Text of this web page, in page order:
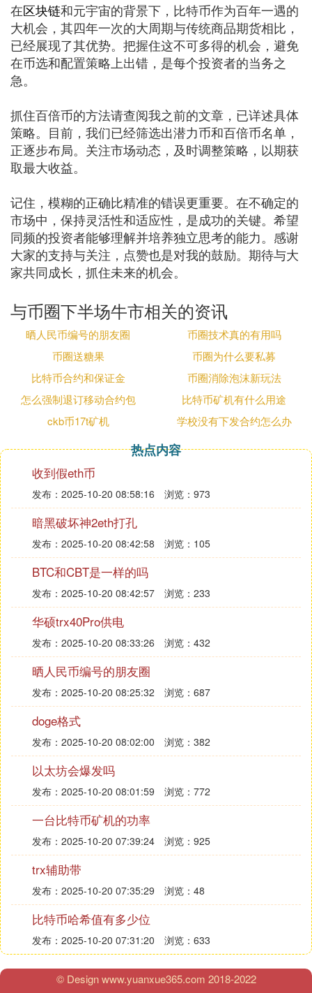
在区块链和元宇宙的背景下，比特币作为百年一遇的
大机会，其四年一次的大周期与传统商品期货相比，
已经展现了其优势。把握住这不可多得的机会，避免
在币选和配置策略上出错，是每个投资者的当务之
急。
抓住百倍币的方法请查阅我之前的文章，已详述具体
策略。目前，我们已经筛选出潜力币和百倍币名单，
正逐步布局。关注市场动态，及时调整策略，以期获
取最大收益。
记住，模糊的正确比精准的错误更重要。在不确定的
市场中，保持灵活性和适应性，是成功的关键。希望
同频的投资者能够理解并培养独立思考的能力。感谢
大家的支持与关注，点赞也是对我的鼓励。期待与大
家共同成长，抓住未来的机会。
与币圈下半场牛市相关的资讯
晒人民币编号的朋友圈
币圈技术真的有用吗
币圈送糖果
币圈为什么要私募
比特币合约和保证金
币圈消除泡沫新玩法
怎么强制退订移动合约包
比特币矿机有什么用途
ckb币17t矿机
学校没有下发合约怎么办
热点内容
收到假eth币
发布：2025-10-20 08:58:16 浏览：973
暗黑破坏神2eth打孔
发布：2025-10-20 08:42:58 浏览：105
BTC和CBT是一样的吗
发布：2025-10-20 08:42:57 浏览：233
华硕trx40Pro供电
发布：2025-10-20 08:33:26 浏览：432
晒人民币编号的朋友圈
发布：2025-10-20 08:25:32 浏览：687
doge格式
发布：2025-10-20 08:02:00 浏览：382
以太坊会爆发吗
发布：2025-10-20 08:01:59 浏览：772
一台比特币矿机的功率
发布：2025-10-20 07:39:24 浏览：925
trx辅助带
发布：2025-10-20 07:35:29 浏览：48
比特币哈希值有多少位
发布：2025-10-20 07:31:20 浏览：633
© Design www.yuanxue365.com 2018-2022